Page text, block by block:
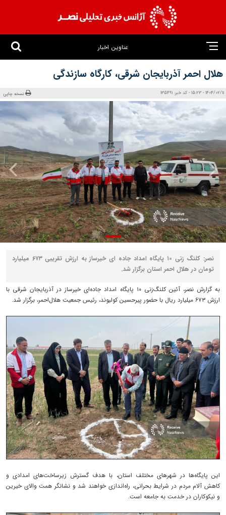
عناوین اخبار
هلال احمر آذربایجان شرقی، کارگاه سازندگی
1404/02/11 - 15:23 - کد خبر: 135491 نسخه چاپی
نصر: کلنگ‌ زنی ۱۰ پایگاه امداد جاده‌ ای خیرساز به ارزش تقریبی ۶۷۳ میلیارد
تومان در هلال احمر استان برگزار شد.
به گزارش نصر، آئین کلنگ‌زنی ۱۰ پایگاه امداد جاده‌ای خیرساز در آذربایجان‌ شرقی با
ارزش ۶۷۳ میلیارد ریال با حضور پیرحسین کولیوند، رئیس جمعیت هلال‌احمر، برگزار شد.
این پایگاه‌ها در شهرهای مختلف استان، با هدف گسترش زیرساخت‌های امدادی و
کاهش آلام مردم در شرایط بحرانی، راه‌اندازی خواهند شد و نشانگر همت والای خیرین
و نیکوکاران در خدمت به جامعه است.